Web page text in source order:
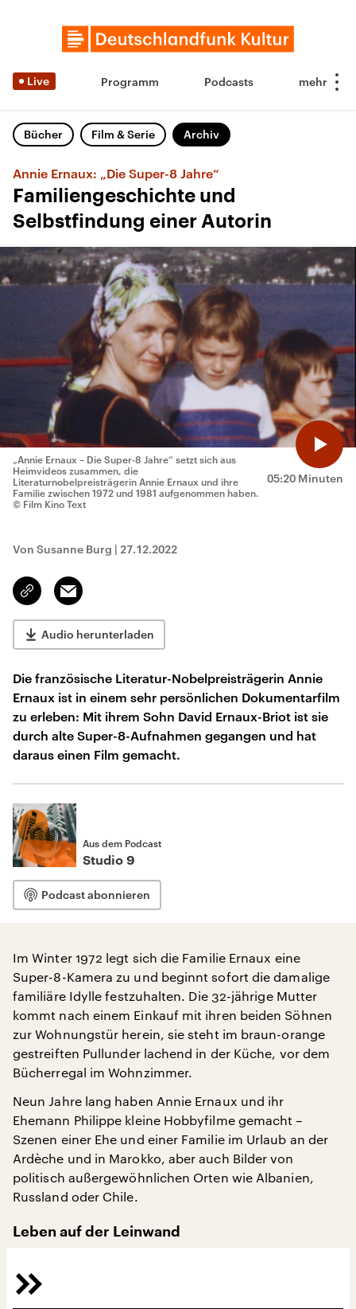
Live Programm Podcasts
Bücher Film & Serie Archiv
Annie Ernaux: „Die Super-8 Jahre“
Familiengeschichte und
Selbstfindung einer Autorin
05:20 Minuten
„Annie Ernaux – Die Super-8 Jahre“ setzt sich aus
Heimvideos zusammen, die
Literaturnobelpreisträgerin Annie Ernaux und ihre
Familie zwischen 1972 und 1981 aufgenommen haben.
© Film Kino Text
Von Susanne Burg | 27.12.2022
Link
kopieren/teilen
Email
Audio herunterladen
Die französische Literatur-Nobelpreisträgerin Annie
Ernaux ist in einem sehr persönlichen Dokumentarfilm
zu erleben: Mit ihrem Sohn David Ernaux-Briot ist sie
durch alte Super-8-Aufnahmen gegangen und hat
daraus einen Film gemacht.
Aus dem Podcast
Studio 9
Podcast abonnieren
Im Winter 1972 legt sich die Familie Ernaux eine
Super-8-Kamera zu und beginnt sofort die damalige
familiäre Idylle festzuhalten. Die 32-jährige Mutter
kommt nach einem Einkauf mit ihren beiden Söhnen
zur Wohnungstür herein, sie steht im braun-orange
gestreiften Pullunder lachend in der Küche, vor dem
Bücherregal im Wohnzimmer.
Neun Jahre lang haben Annie Ernaux und ihr
Ehemann Philippe kleine Hobbyfilme gemacht –
Szenen einer Ehe und einer Familie im Urlaub an der
Ardèche und in Marokko, aber auch Bilder von
politisch außergewöhnlichen Orten wie Albanien,
Russland oder Chile.
Leben auf der Leinwand